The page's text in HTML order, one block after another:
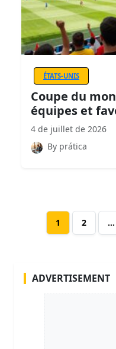
ÉTATS-UNIS
Coupe du
équipes et
4 de juillet de 2026
By prática
1 2 …
ADVERTISEMENT